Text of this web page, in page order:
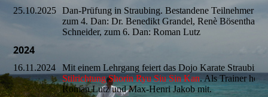
25.10.2025
Dan-Prüfung in Straubing. Bestandene Teilnehmer
zum 4. Dan: Dr. Benedikt Grandel, Renè Bösenthal,
Schneider, zum 6. Dan: Roman Lutz
2024
16.11.2024
Mit einem Lehrgang feiert das Dojo Karate Straubing
Stilrichtung Shorin Ryu Siu Sin Kan. Als Trainer
Roman Lutz und Max-Henri Jakob mit.